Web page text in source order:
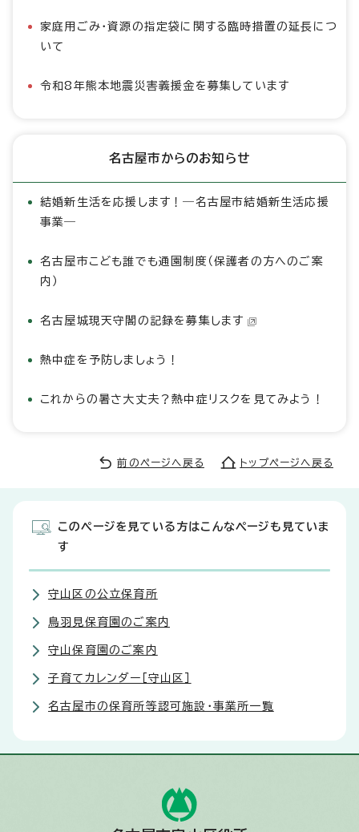
家庭用ごみ・資源の指定袋に関する臨時措置の延長につ
いて
令和8年熊本地震災害義援金を募集しています
名古屋市からのお知らせ
結婚新生活を応援します！―名古屋市結婚新生活応援
事業―
名古屋市こども誰でも通園制度（保護者の方へのご案
内）
名古屋城現天守閣の記録を募集します
熱中症を予防しましょう！
これからの暑さ大丈夫？熱中症リスクを見てみよう！
前のページへ戻る トップページへ戻る
このページを見ている方はこんなページも見ていま
す
守山区の公立保育所
鳥羽見保育園のご案内
守山保育園のご案内
子育てカレンダー［守山区］
名古屋市の保育所等認可施設・事業所一覧